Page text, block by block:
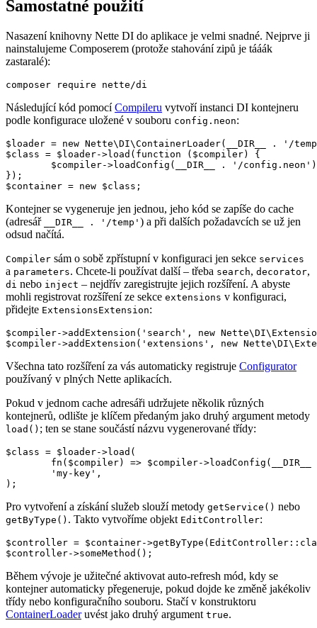
Samostatné použití
Nasazení knihovny Nette DI do aplikace je velmi snadné. Nejprve ji
nainstalujeme Composerem (protože stahování zipů je tááák
zastaralé):
Následující kód pomocíCompileru vytvoří instanci DI kontejneru
podle konfigurace uložené v souboru config.neon:
$loader = new Nette\DI\ContainerLoader(__DIR__ . '/
$class = $loader->load(function ($compiler) {
});
Kontejner se vygeneruje jen jednou, jeho kód se zapíše do cache
(adresář
__DIR__ . '/temp' ) a při dalších požadavcích se už jen
odsud načítá.
Compiler sám o sobě zpřístupní v konfiguraci jen sekce services
a parameters. Chcete-li používat další – třeba search, decorator,
di nebo inject – nejdřív zaregistrujte jejich rozšíření. A abyste
mohli registrovat rozšíření ze sekce extensions v konfiguraci,
přidejte ExtensionsExtension:
$compiler->addExtension('search', new
Všechna tato rozšíření za vás automaticky registruje Configurator
používaný v plných Nette aplikacích.
Pokud v jednom cache adresáři udržujete několik různých
kontejnerů, odlište je klíčem předaným jako druhý argument metody
load() ; ten se stane součástí názvu vygenerované třídy:
$class = $loader->load(
Pro vytvoření a získání služeb slouží metody getService() nebo
getByType() . Takto vytvoříme objekt EditController:
$controller = $container-
Během vývoje je užitečné aktivovat auto-refresh mód, kdy se
kontejner automaticky přegeneruje, pokud dojde ke změně jakékoliv
třídy nebo konfiguračního souboru. Stačí v konstruktoru
ContainerLoaderuvést jako druhý argument true.